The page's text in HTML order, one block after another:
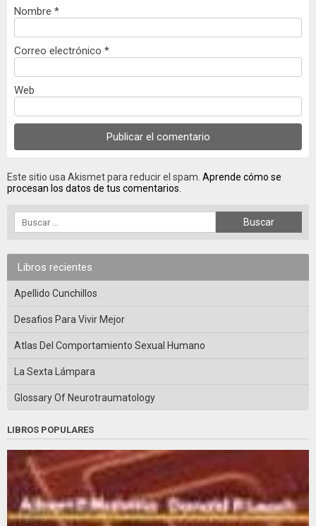
Nombre *
Correo electrónico *
Web
Este sitio usa Akismet para reducir el spam. Aprende cómo se
procesan los datos de tus comentarios.
Libros recientes
Apellido Cunchillos
Desafios Para Vivir Mejor
Atlas Del Comportamiento Sexual Humano
La Sexta Lámpara
Glossary Of Neurotraumatology
LIBROS POPULARES